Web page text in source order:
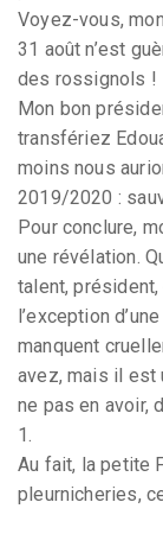
Voyez-vous,
31 août n’est
des rossignols !
Mon bon
transfériez
moins nous
2019/2020 :
Pour conclure,
une révélation.
talent,
l’exception
manquent
avez, mais il est
ne pas en avoir,
1.
Au fait, la petite
pleurnicheries,